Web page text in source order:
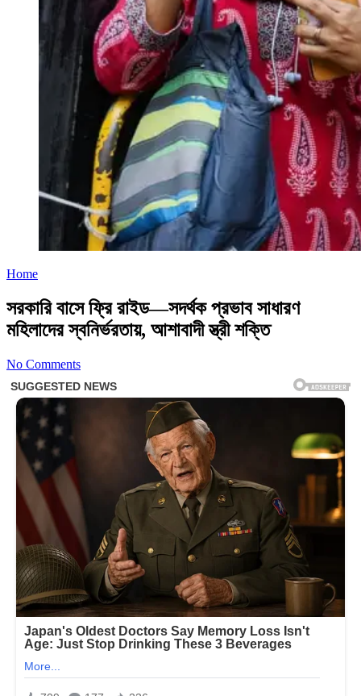
Home
সরকারি বাসে ফ্রি রাইড—সদর্থক প্রভাব সাধারণ
মহিলাদের স্বনির্ভরতায়, আশাবাদী স্ত্রী শক্তি
No Comments